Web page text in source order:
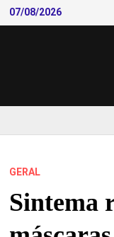
Skip
to
07/08/2026
GERAL
Sintema